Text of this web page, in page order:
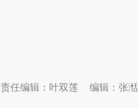
编辑：张湉
责任编辑：叶双莲